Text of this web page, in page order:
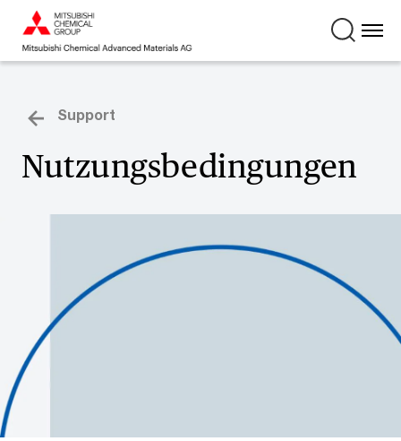
Support
Nutzungsbedingungen